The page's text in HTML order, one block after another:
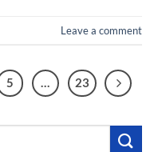
Leave a comment
5 … 23